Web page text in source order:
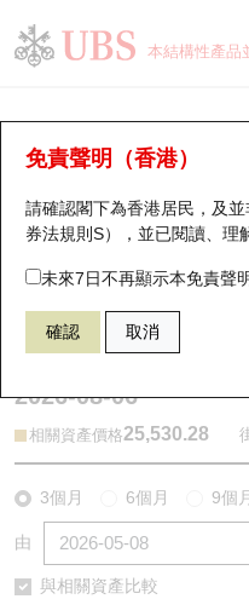
本結構性產品
免責聲明（香港）
請確認閣下為香港居民，及
券法規則S），並已閱讀、理
未來7日不再顯示本免責聲明
確認 取消
牛熊證分析儀
表現 街貨統計 比較
58112 瑞銀熊證
2026-08-06
相關資產價格25,530.28
3個月 6個月 9個月
由
與相關資產比較
瑞銀認股證一覽
新發行瑞銀認股證
即將到期認股證
認股證到期結算價查詢
認股證分析儀
認股證/牛熊證日誌
街貨統計
比較
牛熊全景快搜
牛熊證搜尋
牛熊證街貨分佈圖
正股牛熊證列表
新發行瑞銀牛熊證
牛熊證到期結算價查詢
街貨統計
比較
十大升幅/跌幅
十大認股證成交分佈
十天股證佔大市成交
資金流
街貨統計
正股分析儀
二十大活躍股份
恒指成份股
國指成份股
科指成份股
中資ETFs溢價比較
持股比重
顯示所有持股比重
每月輪證大市專題
輪證專欄
講座及教育短片
認股證投資者教育
牛熊證投資者教育